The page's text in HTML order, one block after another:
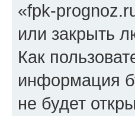
«fpk-
или закрыть
Как
информация
не будет